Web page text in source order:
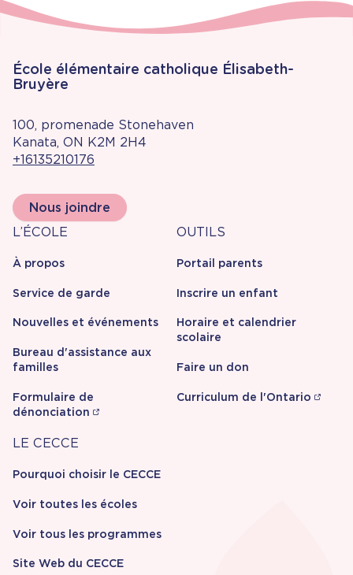
École élémentaire catholique Élisabeth-
Bruyère
100, promenade Stonehaven
Kanata, ON K2M 2H4
+16135210176
Nous joindre
À
propos
L’ÉCOLE
À propos
Service de garde
Nouvelles et événements
Bureau d'assistance aux
familles
Formulaire de
dénonciation
Outils
OUTILS
Portail parents
Inscrire un enfant
Horaire et calendrier
scolaire
Faire un don
Curriculum de l'Ontario
Carrière
LE CECCE
Pourquoi choisir le CECCE
Voir toutes les écoles
Voir tous les programmes
Site Web du CECCE